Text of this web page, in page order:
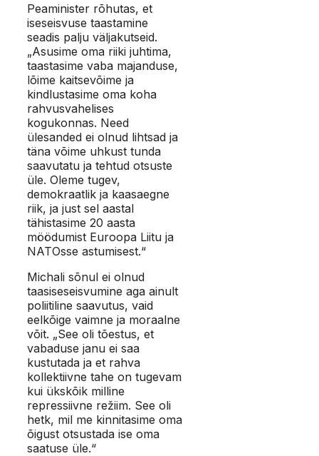
Peaminister rõhutas, et
iseseisvuse taastamine
seadis palju väljakutseid.
„Asusime oma riiki juhtima,
taastasime vaba majanduse,
lõime kaitsevõime ja
kindlustasime oma koha
rahvusvahelises
kogukonnas. Need
ülesanded ei olnud lihtsad ja
täna võime uhkust tunda
saavutatu ja tehtud otsuste
üle. Oleme tugev,
demokraatlik ja kaasaegne
riik, ja just sel aastal
tähistasime 20 aasta
möödumist Euroopa Liitu ja
NATOsse astumisest.“
Michali sõnul ei olnud
taasiseseisvumine aga ainult
poliitiline saavutus, vaid
eelkõige vaimne ja moraalne
võit. „See oli tõestus, et
vabaduse janu ei saa
kustutada ja et rahva
kollektiivne tahe on tugevam
kui ükskõik milline
repressiivne režiim. See oli
hetk, mil me kinnitasime oma
õigust otsustada ise oma
saatuse üle.“